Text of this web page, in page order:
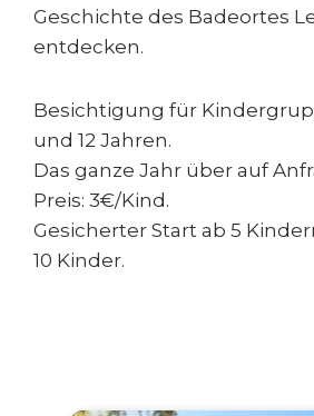
Geschichte des Badeortes
entdecken.
Besichtigung für
und 12 Jahren.
Das ganze Jahr über auf
Preis: 3€/Kind.
Gesicherter Start ab 5
10 Kinder.